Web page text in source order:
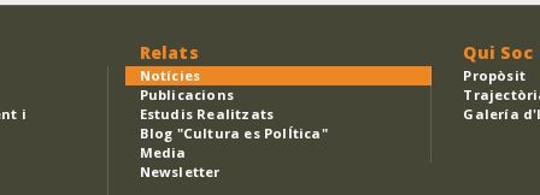
i
Relats
Notícies
Publicacions
Estudis Realitzats
Blog "Cultura es PolÍtica"
Media
Newsletter
Qui Soc
Propòsit
Galería